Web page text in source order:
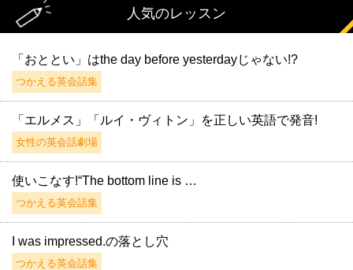
人気のレッスン
「おととい」はthe day before yesterdayじゃない!?
つかえる英会話集
「エルメス」「ルイ・ヴィトン」を正しい英語で発音!
女性の英会話劇場
使いこなす!“The bottom line is …
つかえる英会話集
I was impressed.の落とし穴
つかえる英会話集